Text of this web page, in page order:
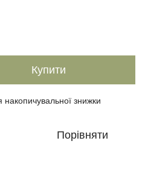
Купити
накопичувальної знижки
Порівняти